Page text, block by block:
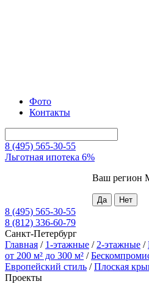
Фото
Контакты
8 (495) 565-30-55
Льготная ипотека 6%
Ваш регион
8 (495) 565-30-55
8 (812) 336-60-79
Санкт-Петербург
Главная / 1-этажные / 2-этажные /
от 200 м² до 300 м² /
Европейский стиль /Плоская
Проекты